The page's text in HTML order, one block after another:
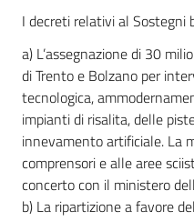
I decreti relativi al Sostegni
a) L’assegnazione di 30
di Trento e Bolzano per
tecnologica,
impianti di risalita, delle
innevamento artificiale. La
comprensori e alle aree
concerto con il ministero
b) La ripartizione a favore